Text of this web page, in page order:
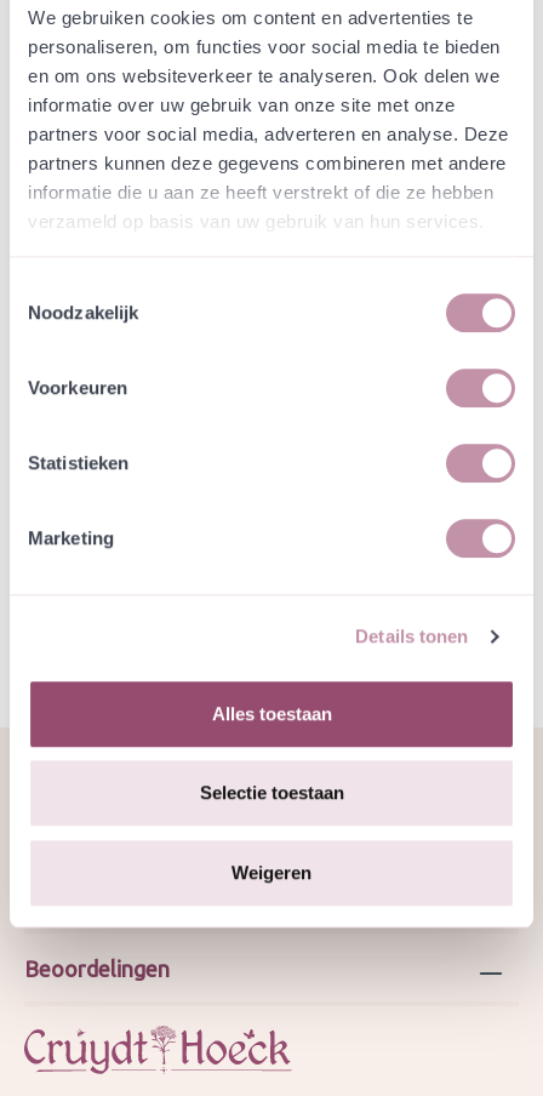
We gebruiken cookies om content en advertenties te
personaliseren, om functies voor social media te bieden
en om ons websiteverkeer te analyseren. Ook delen we
informatie over uw gebruik van onze site met onze
partners voor social media, adverteren en analyse. Deze
partners kunnen deze gegevens combineren met andere
informatie die u aan ze heeft verstrekt of die ze hebben
verzameld op basis van uw gebruik van hun services.
Noodzakelijk
Voorkeuren
Statistieken
Marketing
Details tonen
Alles toestaan
Selectie toestaan
Weigeren
Webshop Speciaalmengsels (hidden)
Speciaalmengsel Gemeente
Assen schrale taluds
In een zakje zitten genoeg zaden om
tientallen planten op te kweken.
incl. btw
Specificatie
Over ons
Beoordelingen